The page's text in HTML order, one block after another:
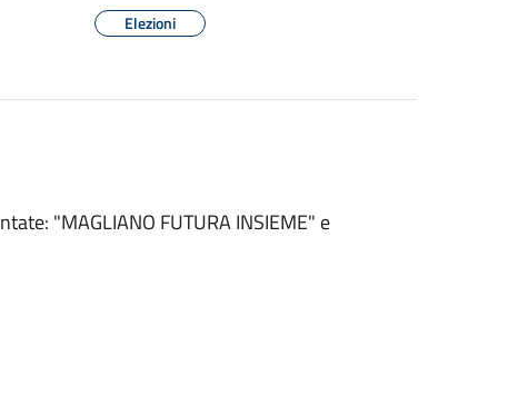
Elezioni
"MAGLIANO FUTURA INSIEME" e